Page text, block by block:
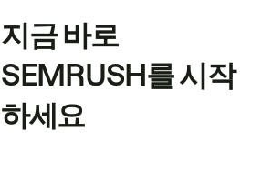
지금 바로
SEMRUSH를 시작
하세요